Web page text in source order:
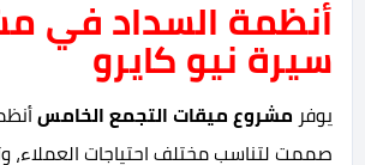
أنظمة السداد في
سيرة نيو كايرو
يوفر مشروع ميقات التجمع الخامس
صممت لتناسب مختلف احتياجات العملاء،